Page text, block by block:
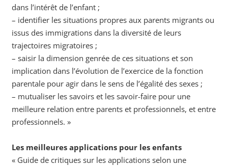
dans l’intérêt de l’enfant ;
– identifier les situations propres aux parents migrants ou
issus des immigrations dans la diversité de leurs
trajectoires migratoires ;
– saisir la dimension genrée de ces situations et son
implication dans l’évolution de l’exercice de la fonction
parentale pour agir dans le sens de l’égalité des sexes ;
– mutualiser les savoirs et les savoir-faire pour une
meilleure relation entre parents et professionnels, et entre
professionnels. »
Les meilleures applications pour les enfants
« Guide de critiques sur les applications selon une